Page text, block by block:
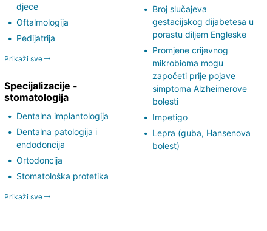
djece
Oftalmologija
Pedijatrija
Prikaži sve
Specijalizacije -
stomatologija
Dentalna implantologija
Dentalna patologija i
endodoncija
Ortodoncija
Stomatološka protetika
Prikaži sve
Broj slučajeva
gestacijskog dijabetesa u
porastu diljem Engleske
Promjene crijevnog
mikrobioma mogu
započeti prije pojave
simptoma Alzheimerove
bolesti
Impetigo
Lepra (guba, Hansenova
bolest)